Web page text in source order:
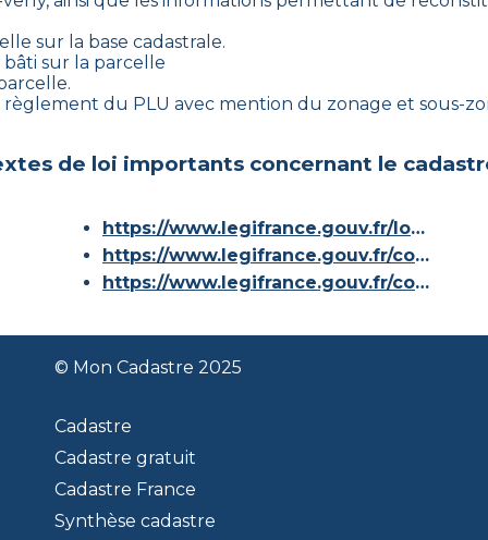
sur la base cadastrale.
sur la parcelle
règlement du PLU avec mention du zonage et sous-
de loi importants concernant le
https://www.legifrance.gouv.fr/loda/id/JORFTEXT000000686267/
https://www.legifrance.gouv.fr/codes/article_lc/LEGIARTI000036588629/
https://www.legifrance.gouv.fr/codes/id/LEGISCTA000006180153/
© Mon Cadastre 2025
Cadastre
Cadastre gratuit
Cadastre France
Synthèse cadastre